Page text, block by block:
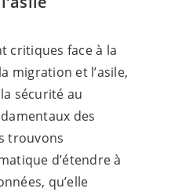
critiques face à la
migration et l’asile,
sécurité au
des
trouvons
d’étendre à
qu’elle